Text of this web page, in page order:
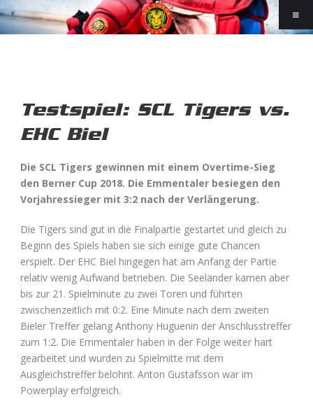
Testspiel: SCL Tigers vs.
EHC Biel
Die SCL Tigers gewinnen mit einem Overtime-Sieg
den Berner Cup 2018. Die Emmentaler besiegen den
Vorjahressieger mit 3:2 nach der Verlängerung.
Die Tigers sind gut in die Finalpartie gestartet und gleich zu
Beginn des Spiels haben sie sich einige gute Chancen
erspielt. Der EHC Biel hingegen hat am Anfang der Partie
relativ wenig Aufwand betrieben. Die Seeländer kamen aber
bis zur 21. Spielminute zu zwei Toren und führten
zwischenzeitlich mit 0:2. Eine Minute nach dem zweiten
Bieler Treffer gelang Anthony Huguenin der Anschlusstreffer
zum 1:2. Die Emmentaler haben in der Folge weiter hart
gearbeitet und wurden zu Spielmitte mit dem
Ausgleichstreffer belohnt. Anton Gustafsson war im
Powerplay erfolgreich.